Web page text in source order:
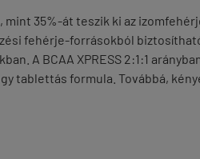
mint 35%-át teszik ki az
fehérje-forrásokból
A BCAA XPRESS 2:1:1
tablettás formula. Továbbá,